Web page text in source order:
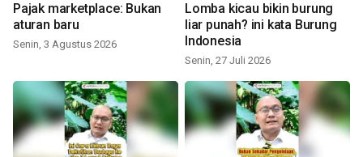
Pajak marketplace: Bukan
aturan baru
Senin, 3 Agustus 2026
Lomba kicau bikin burung
liar punah? ini kata Burung
Indonesia
Senin, 27 Juli 2026